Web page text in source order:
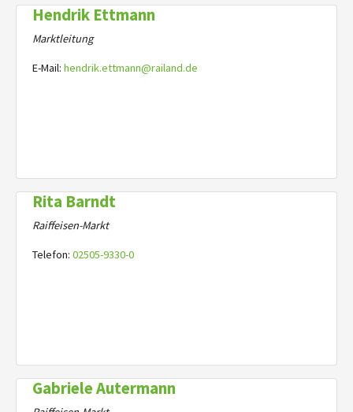
Hendrik Ettmann
Marktleitung
E-Mail: hendrik.ettmann@railand.de
Rita Barndt
Raiffeisen-Markt
Telefon: 02505-9330-0
Gabriele Autermann